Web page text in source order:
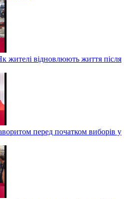
жителі відновлюють життя після
перед початком виборів у